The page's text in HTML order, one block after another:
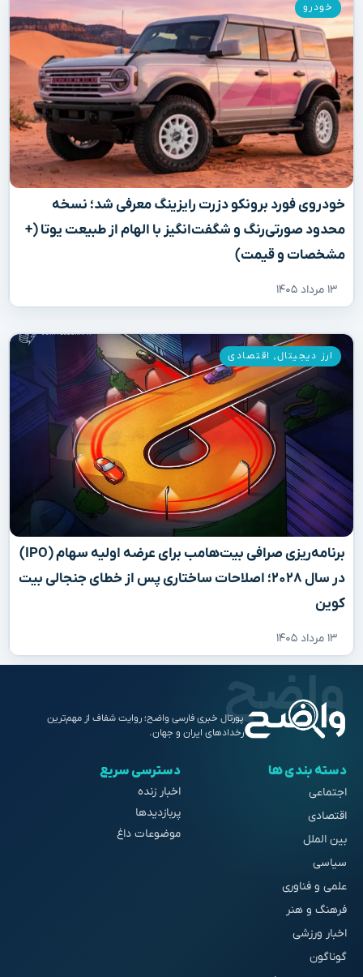
خودروی فورد برونکو دزرت رایزینگ معرفی شد؛ نسخه
محدود صورتی‌رنگ و شگفت‌انگیز با الهام از طبیعت یوتا (+
مشخصات و قیمت)
۱۳ مرداد ۱۴۰۵
خودرو
برنامه‌ریزی صرافی بیت‌هامب برای عرضه اولیه سهام (IPO)
در سال ۲۰۲۸؛ اصلاحات ساختاری پس از خطای جنجالی بیت
کوین
۱۳ مرداد ۱۴۰۵
ارز دیجیتال, اقتصادی
پورتال خبری فارسی واضح؛ روایت شفاف از مهم‌ترین
رخدادهای ایران و جهان.
دسته بندی ها
اجتماعی
اقتصادی
بین الملل
سیاسی
علمی و فناوری
فرهنگ و هنر
اخبار ورزشی
گوناگون
دسترسی سریع
اخبار زنده
پربازدیدها
موضوعات داغ